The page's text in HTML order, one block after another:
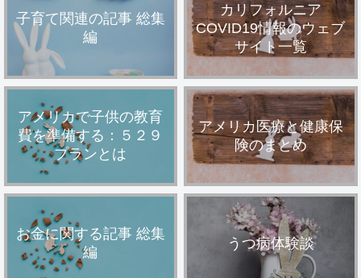
子育て関連の記事 総集
編
カリフォルニア
COVID19情報のウェブ
サイト一覧
アメリカで子供の教育
費を準備する：５２９
プランとは
アメリカ医療と健康保
険のまとめ
お金に関する記事 総集
編
うつ病体験談